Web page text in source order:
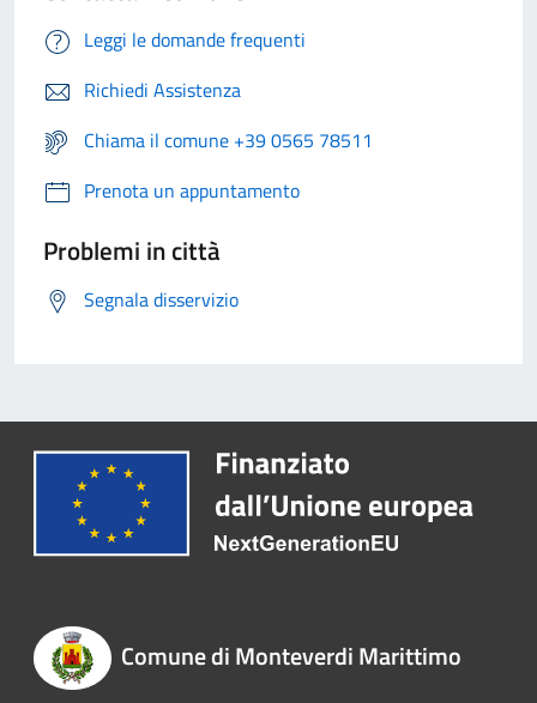
Leggi le domande frequenti
Richiedi Assistenza
Chiama il comune +39 0565 78511
Prenota un appuntamento
Problemi in città
Segnala disservizio
Comune di Monteverdi Marittimo